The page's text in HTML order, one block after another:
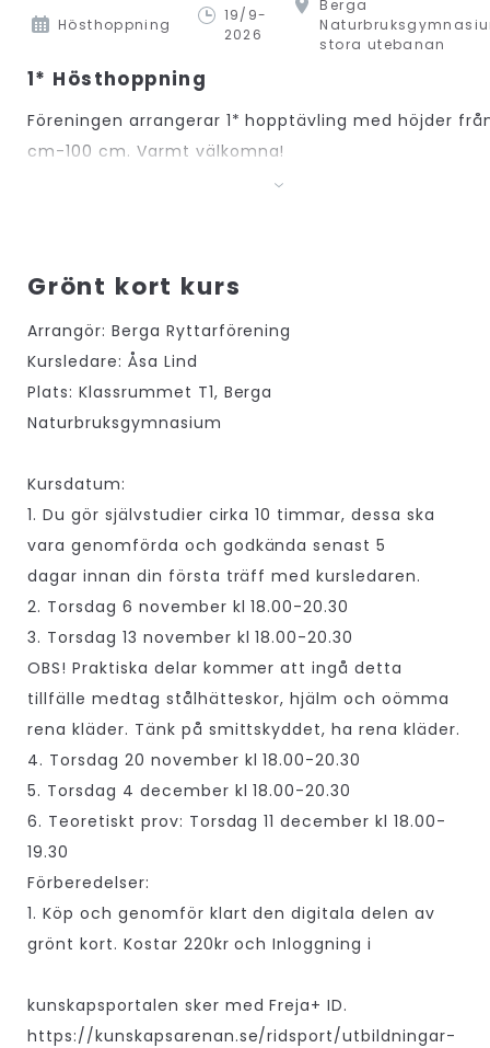
Hösthoppning
19/9-
2026
Berga
stora utebanan
1* Hösthoppning
Föreningen arrangerar 1* hopptävling med höjder
cm-100 cm. Varmt välkomna!
Grönt kort kurs
Arrangör: Berga Ryttarförening
Kursledare: Åsa Lind
Plats: Klassrummet T1, Berga
Naturbruksgymnasium
Kursdatum:
1. Du gör självstudier cirka 10 timmar, dessa ska
vara genomförda och godkända senast 5
dagar innan din första träff med kursledaren.
2. Torsdag 6 november kl 18.00-20.30
3. Torsdag 13 november kl 18.00-20.30
OBS! Praktiska delar kommer att ingå detta
tillfälle medtag stålhätteskor, hjälm och oömma
rena kläder. Tänk på smittskyddet, ha rena kläder.
4. Torsdag 20 november kl 18.00-20.30
5. Torsdag 4 december kl 18.00-20.30
6. Teoretiskt prov: Torsdag 11 december kl 18.00-
19.30
Förberedelser:
1. Köp och genomför klart den digitala delen av
grönt kort. Kostar 220kr och Inloggning i
kunskapsportalen sker med Freja+ ID.
https://kunskapsarenan.se/ridsport/utbildningar-